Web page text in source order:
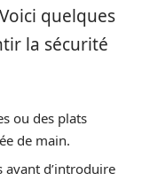
quelques
la sécurité
ou des plats
de main.
avant d’introduire